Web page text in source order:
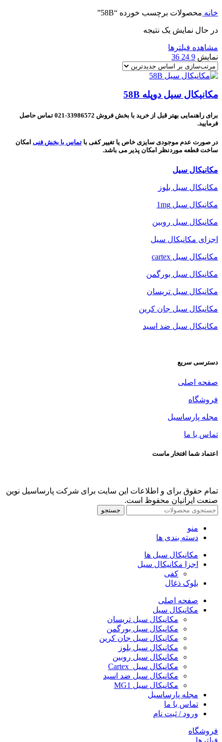
خانه محصولات برچسب خورده “58B”
در حال نمایش یک نتیجه
مشاهده فیلترها
نمایش 9
24
36
مکانیکال سیل دوپله 58B
برای راهنمایی بهتر قبل از خرید با بخش فروش 33986572-021 تماس حاصل
فرمایید.
در صورت عدم موجودی سایزی خاص یا تغییر کفی با تماس با بخش فنی امکان
ساخت قطعه موردنظر امکان پذیر می باشد.
مکانیکال سیل
مکانیکال سیل بلوز
مکانیکال سیل 1mg
مکانیکال سیل روبین
اجزای مکانیکال سیل
مکانیکال سیل cartex
مکانیکال سیل بورگمن
مکانیکال سیل تریسان
مکانیکال سیل جان کرین
مکانیکال سیل ضد اسید
دسترسی سریع
صفحه اصلی
فروشگاه
مجله پارساسیل
تماس با ما
اعتماد شما افتخار ماست
تمام حقوق برای و اطلاعات این سایت برای شرکت پارساسیل نوین
صنعت ایرانیان محفوظ است.
جستجو
منو
دسته بندی ها
مکانیکال سیل ها
اجزا مکانیکال سیل
کفی
بلوک ذغال
صفحه اصلی
مکانیکال سیل
مکانیکال سیل تریسان
مکانیکال سیل بورگمن
مکانیکال سیل جان کرین
مکانیکال سیل بلوز
مکانیکال سیل روبین
مکانیکال سیل Cartex
مکانیکال سیل ضد اسید
مکانیکال سیل MG1
مجله پارساسیل
تماس با ما
ورود / ثبت نام
فروشگاه
فیلترها